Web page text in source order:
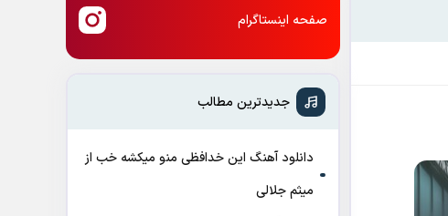
صفحه اینستاگرام
جدیدترین مطالب
دانلود آهنگ این خدافظی منو میکشه خب از
میثم جلالی